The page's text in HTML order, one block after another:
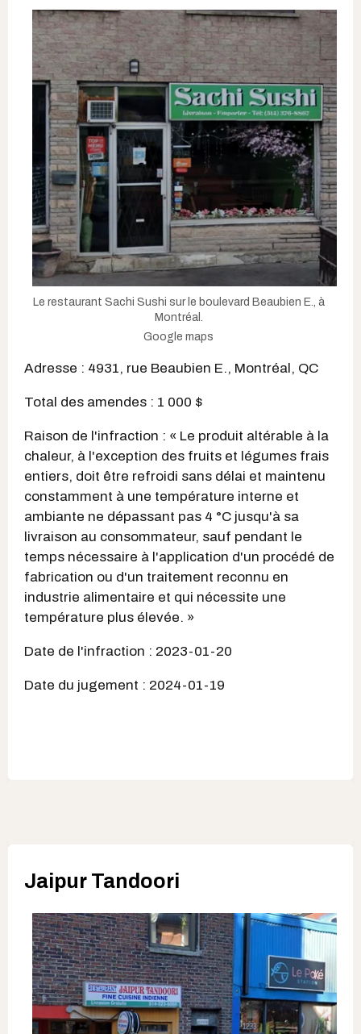
Le restaurant Sachi Sushi sur le boulevard Beaubien E., à
Montréal.
Google maps
Adresse : 4931, rue Beaubien E., Montréal, QC
Total des amendes : 1 000 $
Raison de l'infraction : « Le produit altérable à la
chaleur, à l'exception des fruits et légumes frais
entiers, doit être refroidi sans délai et maintenu
constamment à une température interne et
ambiante ne dépassant pas 4 °C jusqu'à sa
livraison au consommateur, sauf pendant le
temps nécessaire à l'application d'un procédé de
fabrication ou d'un traitement reconnu en
industrie alimentaire et qui nécessite une
température plus élevée. »
Date de l'infraction : 2023-01-20
Date du jugement : 2024-01-19
Jaipur Tandoori